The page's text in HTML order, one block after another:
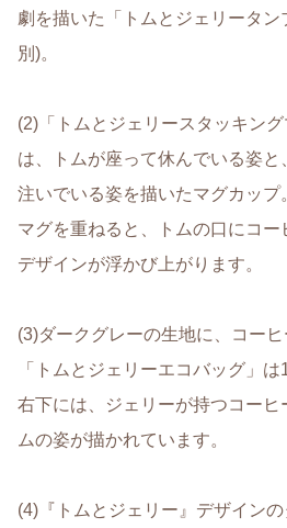
劇を描いた「トムとジェリータ
別)。
(2)「トムとジェリースタッキング
は、トムが座って休んでいる姿
注いでいる姿を描いたマグカップ
マグを重ねると、トムの口にコ
デザインが浮かび上がります。
(3)ダークグレーの生地に、コー
「トムとジェリーエコバッグ」は
右下には、ジェリーが持つコーヒ
ムの姿が描かれています。
(4)『トムとジェリー』デザイン